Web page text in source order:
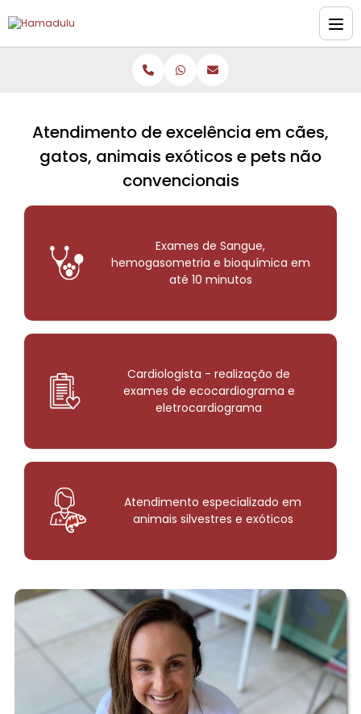
Atendimento de excelência em cães,
gatos, animais exóticos e pets não
convencionais
Exames de Sangue,
hemogasometria e bioquímica em
até 10 minutos
Cardiologista - realização de
exames de ecocardiograma e
eletrocardiograma
Atendimento especializado em
animais silvestres e exóticos